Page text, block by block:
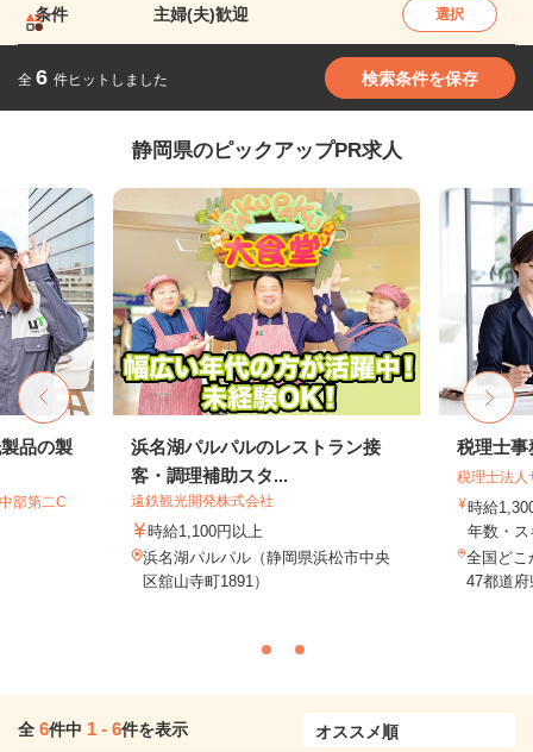
条件 主婦(夫)歓迎 選択
全 6 件ヒットしました 検索条件を保存
静岡県のピックアップPR求人
品の製
部第二C
浜名湖パルパルのレストラン接
客・調理補助スタ...
遠鉄観光開発株式会社
時給1,100円以上
浜名湖パルパル（静岡県浜松市中央
区舘山寺町1891）
税理士事
税理士法人
時給
年数・
全国どこ
47都道
全 6件中 1 - 6件を表示